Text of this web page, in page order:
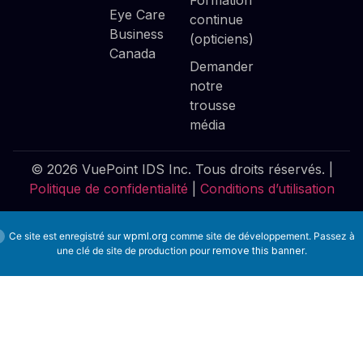
Eye Care
Business
Canada
continue
(opticiens)
Demander
notre
trousse
média
© 2026 VuePoint IDS Inc. Tous droits réservés. |
Politique de confidentialité
Conditions d’utilisation
Ce site est enregistré surwpml.org comme site de développement. Passez à
une clé de site de production pourremove this banner.